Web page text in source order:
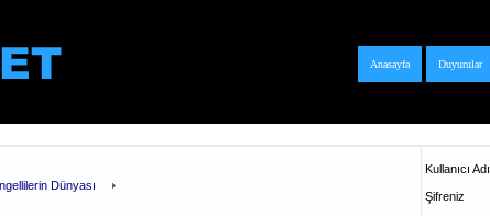
Duyurular
Anasayfa
Dünyası
Kullanıcı Adı
Şifreniz